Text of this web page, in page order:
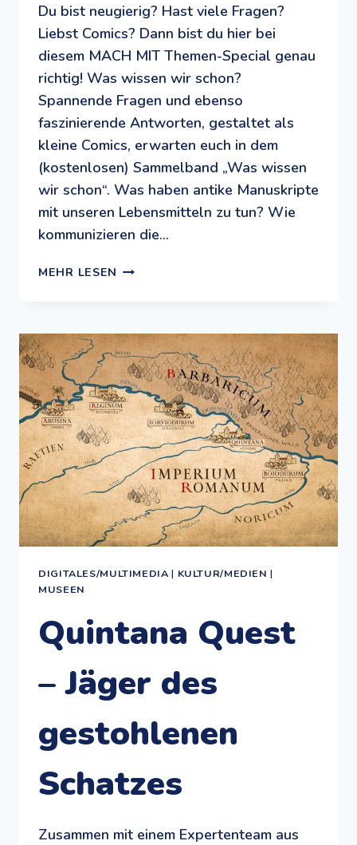
Du bist neugierig? Hast viele Fragen?
Liebst Comics? Dann bist du hier bei
diesem MACH MIT Themen-Special genau
richtig! Was wissen wir schon?
Spannende Fragen und ebenso
faszinierende Antworten, gestaltet als
kleine Comics, erwarten euch in dem
(kostenlosen) Sammelband „Was wissen
wir schon“. Was haben antike Manuskripte
mit unseren Lebensmitteln zu tun? Wie
kommunizieren die…
MEHR LESEN COMICS
WISSENSCHAFTSCOMICS
DIGITALES/MULTIMEDIA | KULTUR/MEDIEN |
MUSEEN
Quintana Quest
– Jäger des
gestohlenen
Schatzes
Zusammen mit einem Expertenteam aus